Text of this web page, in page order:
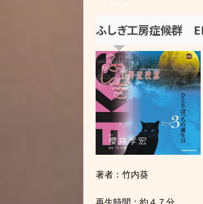
ふしぎ工房症候群
著者：竹内葵